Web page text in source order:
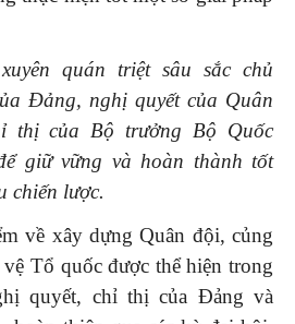
quán triệt sâu sắc chủ
Đảng, nghị quyết của Quân
thị của Bộ trưởng Bộ Quốc
giữ vững và hoàn thành tốt
chiến lược.
về xây dựng Quân đội, củng
Tổ quốc được thể hiện trong
quyết, chỉ thị của Đảng và